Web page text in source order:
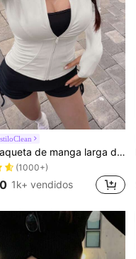
DAZY Chaqueta de manga larga de cuello alto elástico de unicolor entallada, ropa deportiva y casual, primavera/otoño
(1000+)
1k+ vendidos